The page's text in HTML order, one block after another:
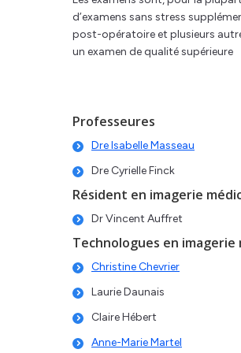
d’examens sans stress
post-opératoire et plusieurs
un examen de qualité supérieure
Professeures
Dre Isabelle Masseau
Dre Cyrielle Finck
Résident en imagerie
Dr Vincent Auffret
Technologues en imagerie
Christine Chevrier
Laurie Daunais
Claire Hébert
Anne-Marie Martel